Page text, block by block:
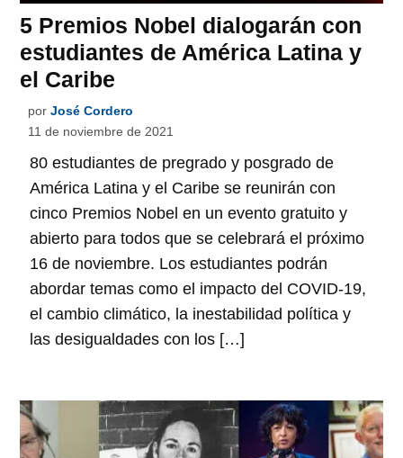
5 Premios Nobel dialogarán con
estudiantes de América Latina y
el Caribe
por José Cordero
11 de noviembre de 2021
80 estudiantes de pregrado y posgrado de
América Latina y el Caribe se reunirán con
cinco Premios Nobel en un evento gratuito y
abierto para todos que se celebrará el próximo
16 de noviembre. Los estudiantes podrán
abordar temas como el impacto del COVID-19,
el cambio climático, la inestabilidad política y
las desigualdades con los […]